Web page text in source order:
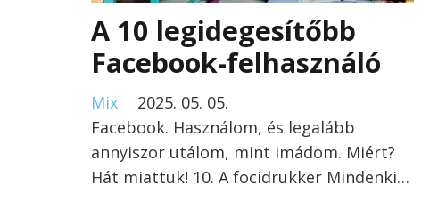
A 10 legidegesítőbb
Facebook-felhasználó
Mix
2025. 05. 05.
Facebook. Használom, és legalább
annyiszor utálom, mint imádom. Miért?
Hát miattuk! 10. A focidrukker Mindenki…